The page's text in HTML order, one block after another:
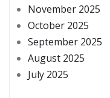
November 2025
October 2025
September 2025
August 2025
July 2025